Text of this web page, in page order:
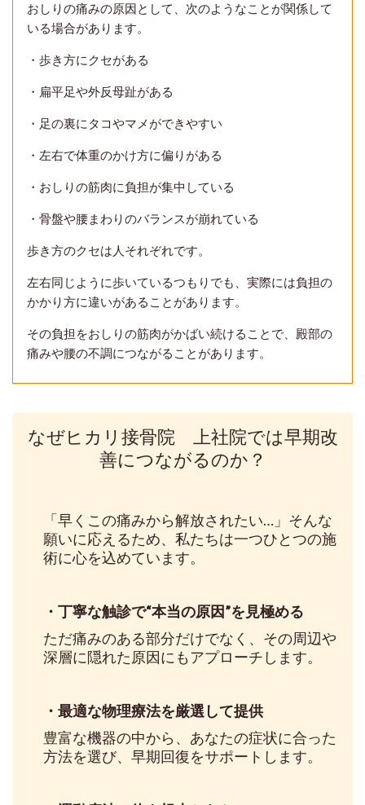
おしりの痛みの原因として、次のようなことが関係して
いる場合があります。
・歩き方にクセがある
・扁平足や外反母趾がある
・足の裏にタコやマメができやすい
・左右で体重のかけ方に偏りがある
・おしりの筋肉に負担が集中している
・骨盤や腰まわりのバランスが崩れている
歩き方のクセは人それぞれです。
左右同じように歩いているつもりでも、実際には負担の
かかり方に違いがあることがあります。
その負担をおしりの筋肉がかばい続けることで、殿部の
痛みや腰の不調につながることがあります。
なぜヒカリ接骨院 上社院では早期改
善につながるのか？
「早くこの痛みから解放されたい…」そんな
願いに応えるため、私たちは一つひとつの施
術に心を込めています。
・丁寧な触診で“本当の原因”を見極める
ただ痛みのある部分だけでなく、その周辺や
深層に隠れた原因にもアプローチします。
・最適な物理療法を厳選して提供
豊富な機器の中から、あなたの症状に合った
方法を選び、早期回復をサポートします。